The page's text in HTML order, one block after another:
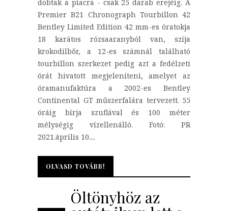
dobtak a piacra - csak 25 darab erejéig. A
Premier B21 Chronograph Tourbillon 42
Bentley Limited Edition 42 mm-es óratokja
18 karátos rózsaaranyból van, szíja
krokodilbőr, a 12-es számnál található
tourbillon szerkezet pedig azt a fedélzeti
órát hivatott megjeleníteni, amelyet az
óramanufaktúra a 2002-es Bentley
Continental GT műszerfalára tervezett. 55
óráig bírja szuflával és 100 méter
mélységig vízellenálló. Fotó: PR
2021.április 10....
OLVASD TOVÁBB!
OLVASD TOVÁBB!
Öltönyhöz az